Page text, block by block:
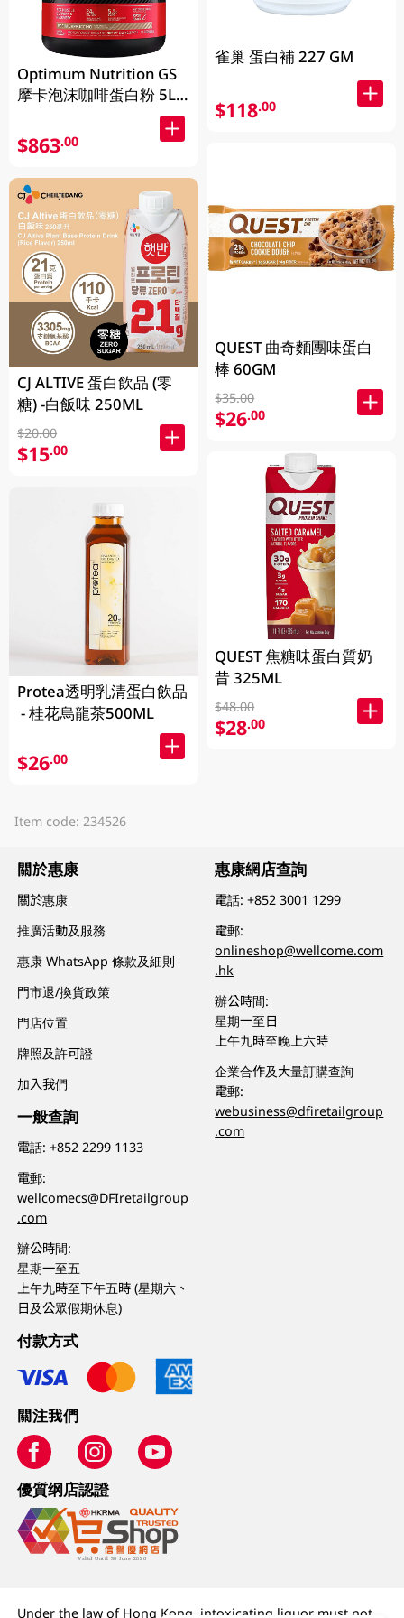
Optimum Nutrition GS
摩卡泡沫咖啡蛋白粉 5LB
$863.00
CJ ALTIVE 蛋白飲品 (零
糖) -白飯味 250ML
$20.00
$15.00
Protea透明乳清蛋白飲品
- 桂花烏龍茶500ML
$26.00
雀巢 蛋白補 227 GM
$118.00
QUEST 曲奇麵團味蛋白
棒 60GM
$35.00
$26.00
QUEST 焦糖味蛋白質奶
昔 325ML
$48.00
$28.00
Item code: 234526
關於惠康
關於惠康
推廣活動及服務
惠康 WhatsApp 條款及細則
門市退/換貨政策
門店位置
牌照及許可證
加入我們
一般查詢
電話:+852 2299 1133
電郵:
wellcomecs@DFIretailgroup
.com
辦公時間:
星期一至五
上午九時至下午五時 (星期六、
日及公眾假期休息)
惠康網店查詢
電話:+852 3001 1299
電郵:
onlineshop@wellcome.com
.hk
辦公時間:
星期一至日
上午九時至晚上六時
企業合作及大量訂購查詢
電郵:
webusiness@dfiretailgroup
.com
付款方式
關注我們
優質纲店認證
Under the law of Hong Kong, intoxicating liquor must not